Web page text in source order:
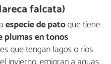
falcata)
especie de patoque tiene
plumas en tonos
que tengan lagos o ríos